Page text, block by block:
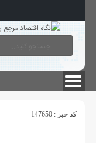
کد خبر : 147650